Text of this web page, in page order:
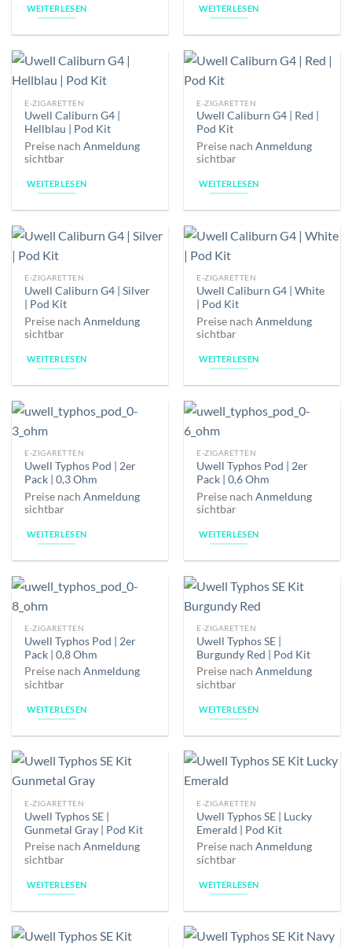
WEITERLESEN WEITERLESEN
E-ZIGARETTEN
Uwell Caliburn G4 |
Hellblau | Pod Kit
Preise nachAnmeldung
sichtbar
WEITERLESEN
E-ZIGARETTEN
Uwell Caliburn G4 | Red |
Pod Kit
Preise nachAnmeldung
sichtbar
WEITERLESEN
E-ZIGARETTEN
Uwell Caliburn G4 | Silver
| Pod Kit
Preise nachAnmeldung
sichtbar
WEITERLESEN
E-ZIGARETTEN
Uwell Caliburn G4 | White
| Pod Kit
Preise nachAnmeldung
sichtbar
WEITERLESEN
E-ZIGARETTEN
Uwell Typhos Pod | 2er
Pack | 0,3 Ohm
Preise nachAnmeldung
sichtbar
WEITERLESEN
E-ZIGARETTEN
Uwell Typhos Pod | 2er
Pack | 0,6 Ohm
Preise nachAnmeldung
sichtbar
WEITERLESEN
E-ZIGARETTEN
Uwell Typhos Pod | 2er
Pack | 0,8 Ohm
Preise nachAnmeldung
sichtbar
WEITERLESEN
E-ZIGARETTEN
Uwell Typhos SE |
Burgundy Red | Pod Kit
Preise nachAnmeldung
sichtbar
WEITERLESEN
E-ZIGARETTEN
Uwell Typhos SE |
Gunmetal Gray | Pod Kit
Preise nachAnmeldung
sichtbar
WEITERLESEN
E-ZIGARETTEN
Uwell Typhos SE | Lucky
Emerald | Pod Kit
Preise nachAnmeldung
sichtbar
WEITERLESEN